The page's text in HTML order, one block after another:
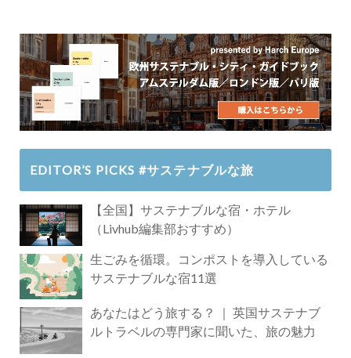
EDITOR’S PICKS #サステナブルな旅
【全国】サステナブルな宿・ホテル
（Livhub編集部おすすめ）
生ごみを循環。コンポストを導入している
サステナブルな宿11選
あなたはどう旅する？ ｜ 英国サステナブ
ルトラベルの専門家に聞いた、旅の魅力